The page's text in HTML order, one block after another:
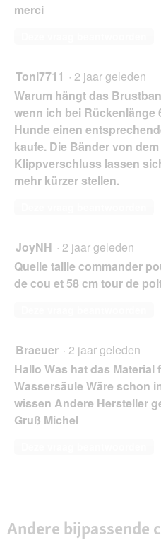
merci
Toni7711 · 2 jaar geleden
Warum hängt das
wenn ich bei Rückenlänge
Hunde einen
kaufe. Die Bänder von dem
Klippverschluss lassen
mehr kürzer stellen.
JoyNH · 2 jaar geleden
Quelle taille commander
de cou et 58 cm tour de
Braeuer · 2 jaar geleden
Hallo Was hat das Material
Wassersäule Wäre schon
wissen Andere Hersteller
Gruß Michel
Andere bijpassende